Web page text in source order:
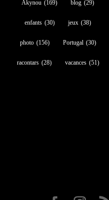
Akynou (169) blog (29)
enfants (30) jeux (38)
photo (156) Portugal (30)
racontars (28) vacances (51)